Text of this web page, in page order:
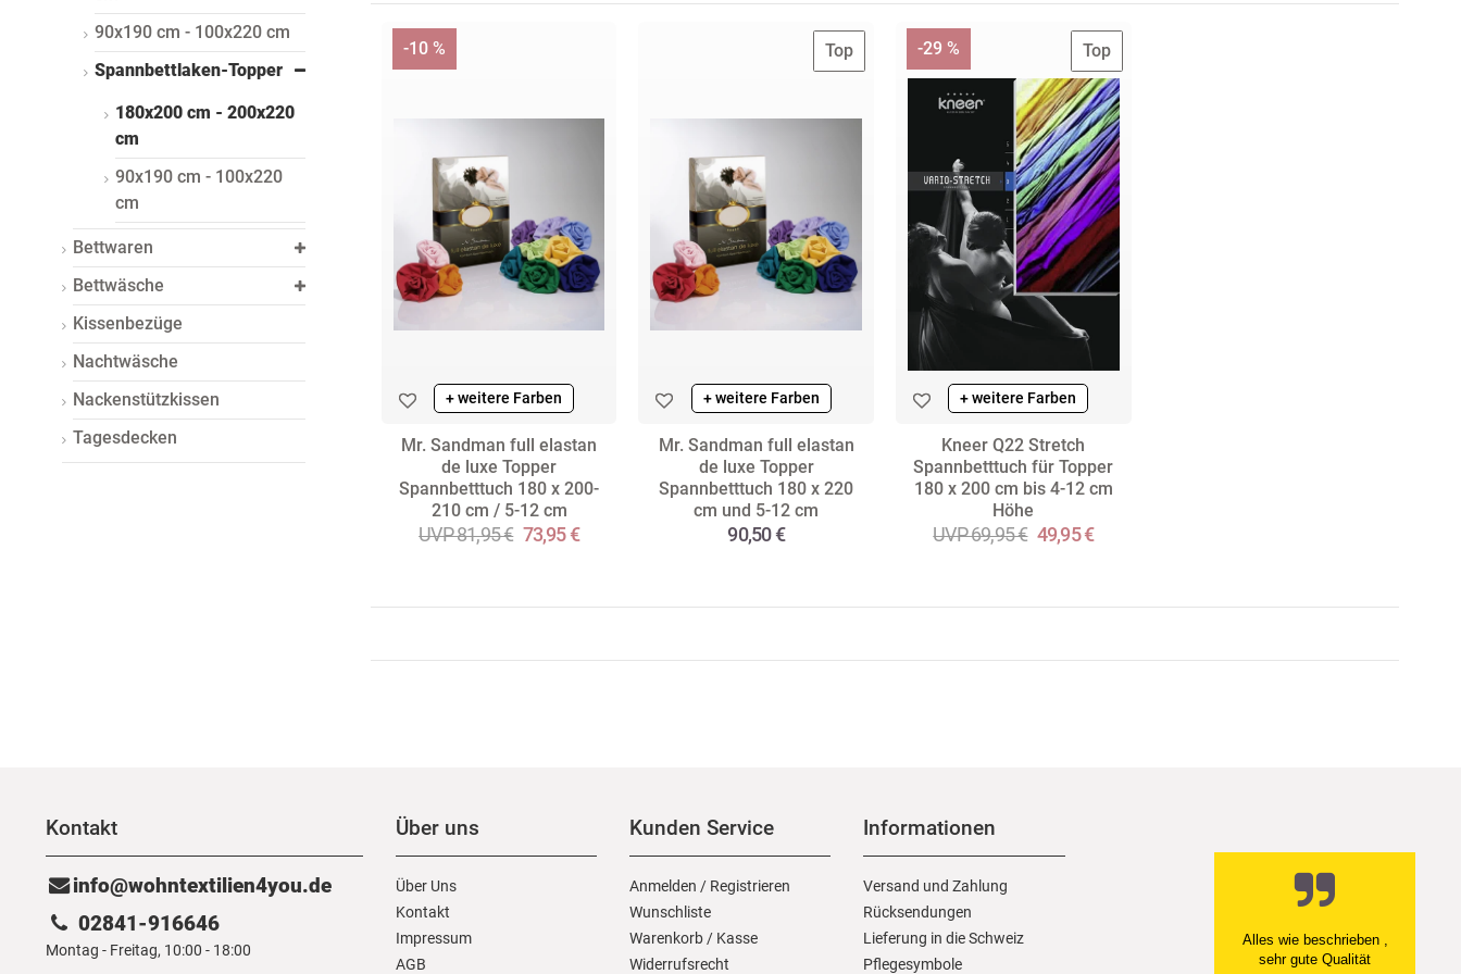
Cinderella
done
Eskimo
Amsterdam
Formesse
Irisette
Pichler
PIP-
Studio
Ross
SchlafKult
Verse
Vivaraise
Winkler
90x190 cm - 100x220 cm
Spannbettlaken-Topper
180x200 cm - 200x220
cm
90x190 cm - 100x220
cm
Bettwaren
Bettwäsche
Kissenbezüge
Nachtwäsche
Nackenstützkissen
Tagesdecken
+ weitere Farben
Mr. Sandman full elastan
de luxe Topper
Spannbetttuch 180 x 200-
210 cm / 5-12 cm
UVP 81,95 € 73,95 €
-10 % Top
+ weitere Farben
Mr. Sandman full elastan
de luxe Topper
Spannbetttuch 180 x 220
cm und 5-12 cm
90,50 €
Top
+ weitere Farben
Kneer Q22 Stretch
Spannbetttuch für Topper
180 x 200 cm bis 4-12 cm
Höhe
UVP 69,95 € 49,95 €
-29 %
Kontakt
info@wohntextilien4you.de
02841-916646
Montag - Freitag, 10:00 - 18:00
Über uns
Über Uns
Kontakt
Impressum
AGB
Kunden Service
Anmelden / Registrieren
Wunschliste
Warenkorb / Kasse
Widerrufs­recht
Informationen
Versand und Zahlung
Rücksendungen
Lieferung in die Schweiz
Pflegesymbole
Alles wie beschrieben ,
sehr gute Qualität